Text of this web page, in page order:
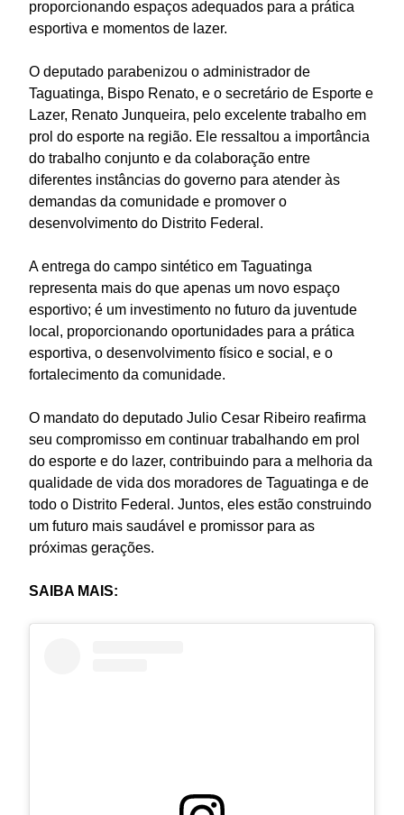
proporcionando espaços adequados para a prática
esportiva e momentos de lazer.
O deputado parabenizou o administrador de
Taguatinga, Bispo Renato, e o secretário de Esporte e
Lazer, Renato Junqueira, pelo excelente trabalho em
prol do esporte na região. Ele ressaltou a importância
do trabalho conjunto e da colaboração entre
diferentes instâncias do governo para atender às
demandas da comunidade e promover o
desenvolvimento do Distrito Federal.
A entrega do campo sintético em Taguatinga
representa mais do que apenas um novo espaço
esportivo; é um investimento no futuro da juventude
local, proporcionando oportunidades para a prática
esportiva, o desenvolvimento físico e social, e o
fortalecimento da comunidade.
O mandato do deputado Julio Cesar Ribeiro reafirma
seu compromisso em continuar trabalhando em prol
do esporte e do lazer, contribuindo para a melhoria da
qualidade de vida dos moradores de Taguatinga e de
todo o Distrito Federal. Juntos, eles estão construindo
um futuro mais saudável e promissor para as
próximas gerações.
SAIBA MAIS: